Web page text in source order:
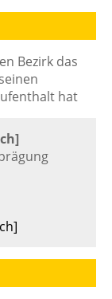
Bezirk das
hat